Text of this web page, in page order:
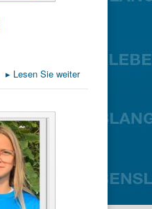
▸ Lesen Sie weiter